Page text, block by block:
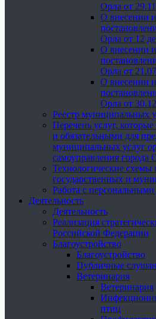
Орла от
О внесении
Орла от 12
О внесении
Орла от
О внесении
Орла от
Реестр муниципальных
Перечень услуг,
и обязательными для
муниципальных услуг
самоуправления города
Технологические схемы
государственных и
Работа с
Деятельность
Деятельность
Реализация
Российской Федерации
Благоустройство
Благоустройство
Публичные
Ветеринария
Ветеринария
птиц